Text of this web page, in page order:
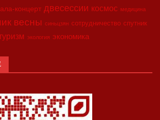
концерт двесессии космос медицина
весны синьцзян сотрудничество спутник
экология экономика